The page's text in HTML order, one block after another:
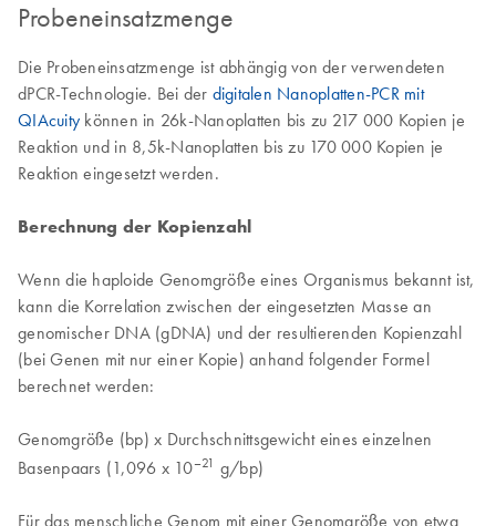
Probeneinsatzmenge
Die Probeneinsatzmenge ist abhängig von der verwendeten
dPCR-Technologie. Bei der digitalen Nanoplatten-PCR mit
QIAcuity können in 26k-Nanoplatten bis zu 217 000 Kopien je
Reaktion und in 8,5k-Nanoplatten bis zu 170 000 Kopien je
Reaktion eingesetzt werden.
Berechnung der Kopienzahl
Wenn die haploide Genomgröße eines Organismus bekannt ist,
kann die Korrelation zwischen der eingesetzten Masse an
genomischer DNA (gDNA) und der resultierenden Kopienzahl
(bei Genen mit nur einer Kopie) anhand folgender Formel
berechnet werden:
Genomgröße (bp) x Durchschnittsgewicht eines einzelnen
Basenpaars (1,096 x 10–21 g/bp)
Für das menschliche Genom mit einer Genomgröße von etwa